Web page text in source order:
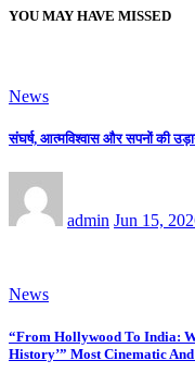
YOU MAY HAVE MISSED
News
संघर्ष, आत्मविश्वास और सपनों की
admin Jun 15,
News
“From Hollywood To India:
History’” Most Cinematic